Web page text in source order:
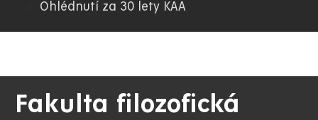
Ohlédnutí za 30 lety KAA
Fakulta filozofická